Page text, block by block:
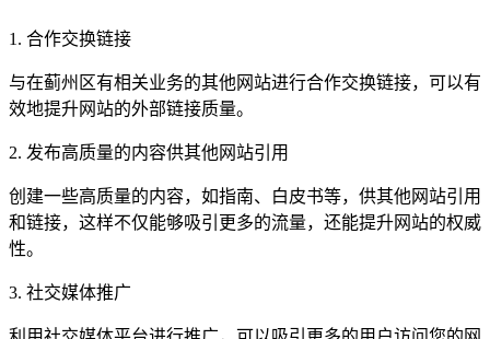
1. 合作交换链接
与在蓟州区有相关业务的其他网站进行合作交换链接，可以有
效地提升网站的外部链接质量。
2. 发布高质量的内容供其他网站引用
创建一些高质量的内容，如指南、白皮书等，供其他网站引用
和链接，这样不仅能够吸引更多的流量，还能提升网站的权威
性。
3. 社交媒体推广